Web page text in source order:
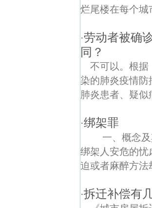
烂尾楼在每个城
·劳动者被确
同？
不可以。根据
染的肺炎疫情
肺炎患者、疑
·绑架罪
一、概念及
绑架人安危的忧
迫或者麻醉方法
·拆迁补偿有